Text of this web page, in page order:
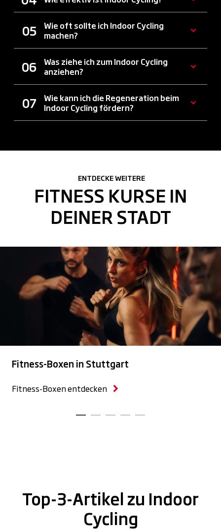
Wie oft sollte ich Indoor Cycling
machen?
Was ziehe ich zum Indoor Cycling
anziehen?
Wie kann ich die Regeneration beim
Indoor Cycling fördern?
ENTDECKE WEITERE
FITNESS KURSE IN
DEINER STADT
Fitness-Boxen in Stuttgart
Fitness-Boxen entdecken
Top-3-Artikel zu Indoor
Cycling